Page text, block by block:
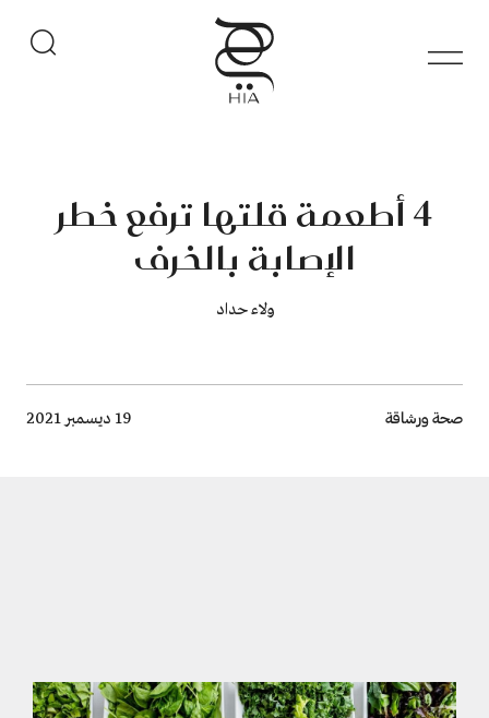
4 أطعمة قلتها ترفع خطر
الإصابة بالخرف
ولاء حداد
Breadcrumb
صحة ورشاقة